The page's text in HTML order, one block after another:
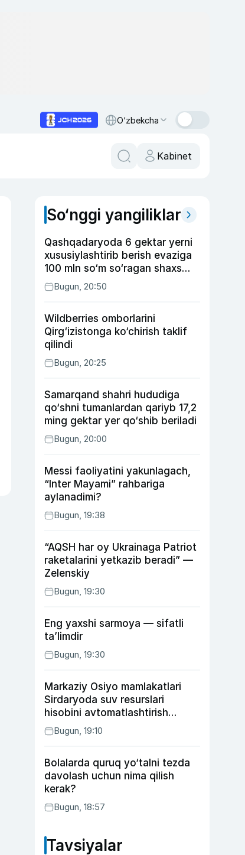
O‘zbekcha
Kabinet
So‘nggi yangiliklar
Qashqadaryoda 6 gektar yerni
xususiylashtirib berish evaziga
100 mln so‘m so‘ragan shaxs
ushlandi
Bugun, 20:50
Wildberries omborlarini
Qirg‘izistonga ko‘chirish taklif
qilindi
Bugun, 20:25
Samarqand shahri hududiga
qo‘shni tumanlardan qariyb 17,2
ming gektar yer qo‘shib beriladi
Bugun, 20:00
Messi faoliyatini yakunlagach,
“Inter Mayami” rahbariga
aylanadimi?
Bugun, 19:38
“AQSH har oy Ukrainaga Patriot
raketalarini yetkazib beradi” —
Zelenskiy
Bugun, 19:30
Eng yaxshi sarmoya — sifatli
ta’limdir
Bugun, 19:30
Markaziy Osiyo mamlakatlari
Sirdaryoda suv resurslari
hisobini avtomatlashtirish
rejasini ishlab chiqishni
ma’qulladi
Bugun, 19:10
Bolalarda quruq yo‘talni tezda
davolash uchun nima qilish
kerak?
Bugun, 18:57
Tavsiyalar